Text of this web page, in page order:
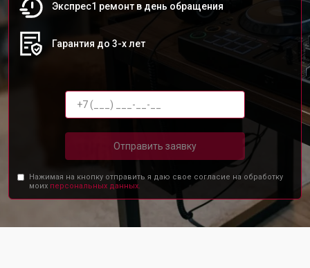
Экспрес1 ремонт в день обращения
Гарантия до 3-х лет
Отправить заявку
Нажимая на кнопку отправить я даю свое согласие на обработку
моих персональных данных.